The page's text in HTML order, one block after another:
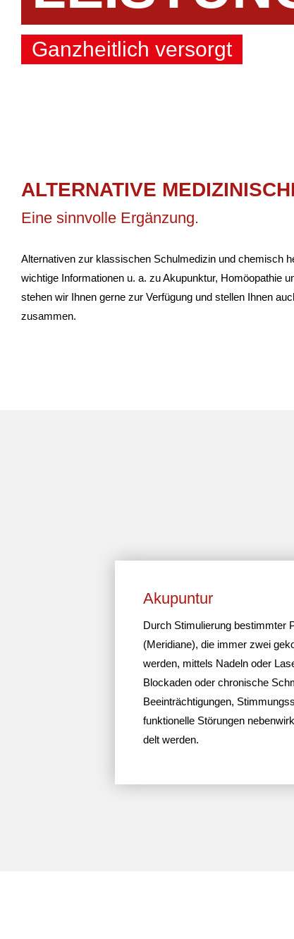
Ganzheitlich versorgt
ALTER­NA­TIVE
Eine sinn­volle Ergänzung.
Alter­na­tiven zur klas­si­schen Schul­me­dizin und chemisch
wich­tige Infor­ma­tionen u. a. zu Akupunktur, Homöo­pa­thie
stehen wir Ihnen gerne zur Verfü­gung und stellen Ihnen
zusammen.
Akup­untur
Durch Stimu­lie­rung bestimmter
(Meri­diane), die immer zwei
werden, mittels Nadeln oder
Blockaden oder chro­ni­sche
Beein­träch­ti­gungen,
funk­tio­nelle Störungen
delt werden.